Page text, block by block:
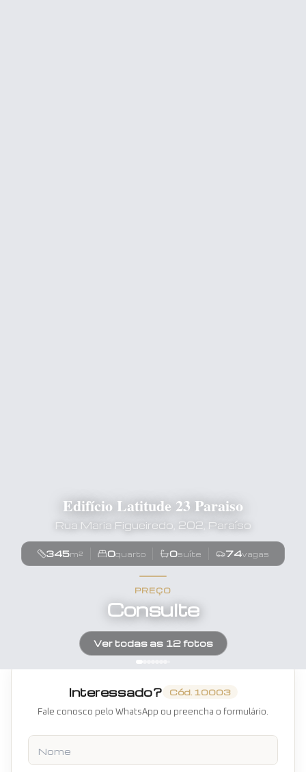
Edifício Latitude 23 Paraiso
Rua Maria Figueiredo, 202, Paraíso
345m² 0quarto 0suíte 74vagas
PREÇO
Consulte
Ver todas as 12fotos
Interessado? Cód. 10003
Fale conosco pelo WhatsApp ou preencha o formulário.
Nome